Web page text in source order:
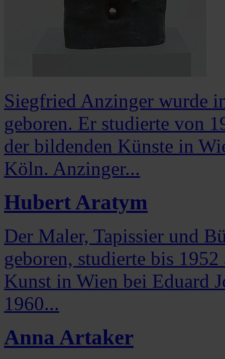
Siegfried Anzinger wurde
geboren. Er studierte von
der bildenden Künste in
Köln. Anzinger...
Hubert Aratym
Der Maler, Tapissier und
geboren, studierte bis
Kunst in Wien bei Eduard
1960...
Anna Artaker